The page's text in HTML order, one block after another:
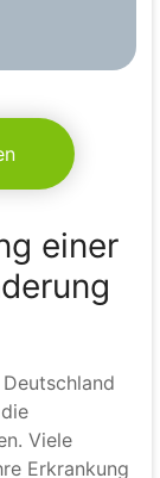
einer
Viele
Erkrankung